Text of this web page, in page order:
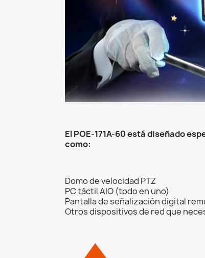
El POE-171A-60 está diseñado
como:
Domo de velocidad PTZ
PC táctil AIO (todo en uno)
Pantalla de señalización digital
Otros dispositivos de red que